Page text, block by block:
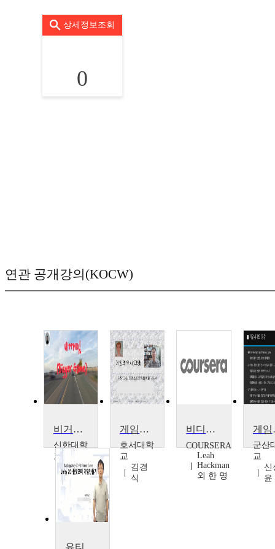
상세정보조회
0
연관 공개강의(KOCW)
비거게임(Bigger Game)으로 개인에게 내재된 잠재력을 발휘하기
신한대학
교
신종
우
게임의 역사
호서대학
교
김경
식
비디오게임에 대한 이해
COURSERA
Leah
Hackman
외 한 명
군산
교
신
윤